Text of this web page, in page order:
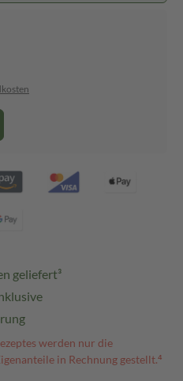
geliefert³
werden nur die
in Rechnung gestellt.⁴